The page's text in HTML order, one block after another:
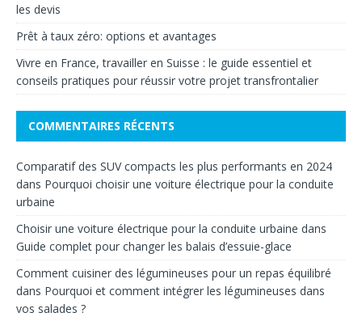
les devis
Prêt à taux zéro: options et avantages
Vivre en France, travailler en Suisse : le guide essentiel et
conseils pratiques pour réussir votre projet transfrontalier
COMMENTAIRES RÉCENTS
Comparatif des SUV compacts les plus performants en 2024
dans Pourquoi choisir une voiture électrique pour la conduite
urbaine
Choisir une voiture électrique pour la conduite urbaine dans
Guide complet pour changer les balais d’essuie-glace
Comment cuisiner des légumineuses pour un repas équilibré
dans Pourquoi et comment intégrer les légumineuses dans
vos salades ?